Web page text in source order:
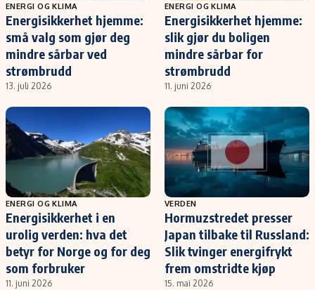
ENERGI OG KLIMA
Energisikkerhet hjemme:
små valg som gjør deg
mindre sårbar ved
strømbrudd
13. juli 2026
ENERGI OG KLIMA
Energisikkerhet hjemme:
slik gjør du boligen
mindre sårbar for
strømbrudd
11. juni 2026
ENERGI OG KLIMA
Energisikkerhet i en
urolig verden: hva det
betyr for Norge og for deg
som forbruker
11. juni 2026
VERDEN
Hormuzstredet presser
Japan tilbake til Russland:
Slik tvinger energifrykt
frem omstridte kjøp
15. mai 2026